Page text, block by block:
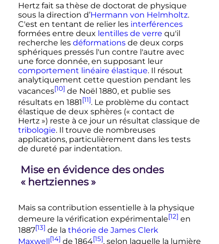
Hertz fait sa thèse de doctorat de physique
sous la direction d’Hermann von Helmholtz.
C'est en tentant de relier les interférences
formées entre deux lentilles de verre qu'il
recherche les déformationsde deux corps
sphériques pressés l'un contre l'autre avec
une force donnée, en supposant leur
comportement linéaire élastique. Il résout
analytiquement cette question pendant les
vacances[10] de Noël 1880, et publie ses
résultats en 1881[11]. Le problème du contact
élastique de deux sphères (« contact de
Hertz ») reste à ce jour un résultat classique de
tribologie. Il trouve de nombreuses
applications, particulièrement dans les tests
de dureté par indentation.
Mise en évidence des ondes
« hertziennes »
Mais sa contribution essentielle à la physique
demeure la vérification expérimentale[12] en
1887[13] de la théorie de James Clerk
Maxwell
[14] de 1864[15], selon laquelle la lumière